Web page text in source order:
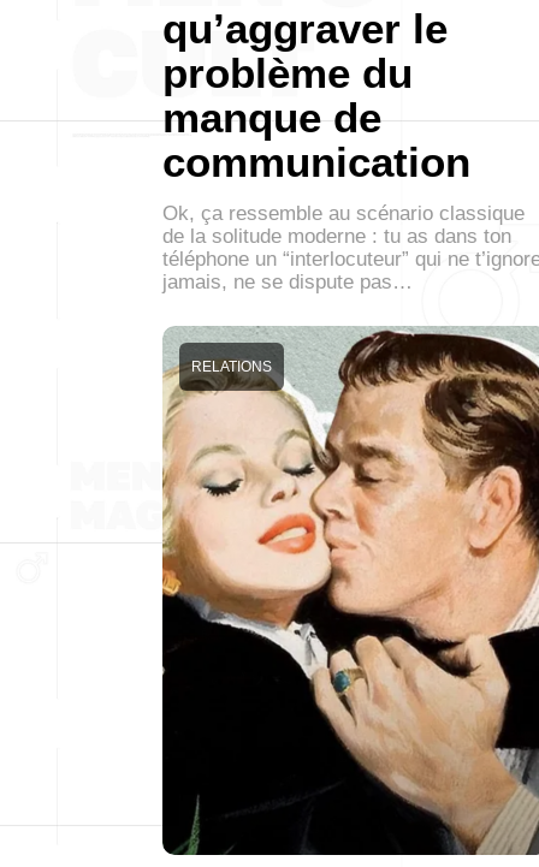
qu’aggraver le
problème du
manque de
communication
Ok, ça ressemble au scénario classique
de la solitude moderne : tu as dans ton
téléphone un “interlocuteur” qui ne
jamais, ne se dispute pas…
RELATIONS